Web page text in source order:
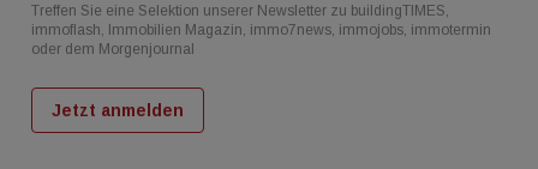
Treffen Sie eine Selektion unserer Newsletter zu buildingTIMES,
immoflash, Immobilien Magazin, immo7news, immojobs, immotermin
oder dem Morgenjournal
Jetzt anmelden